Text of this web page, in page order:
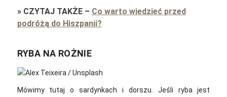
» CZYTAJ TAKŻE– Co warto wiedzieć przed
podróżą do Hiszpanii?
RYBA NA ROŻNIE
Mówimy tutaj o sardynkach i dorszu. Jeśli ryba jest